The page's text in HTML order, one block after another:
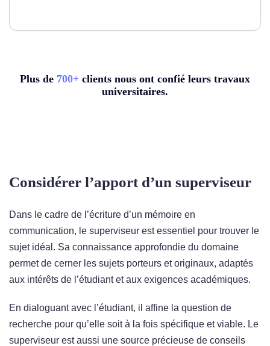
Plus de 700+ clients nous ont confié leurs travaux
universitaires.
Considérer l’apport d’un superviseur
Dans le cadre de l’écriture d’un mémoire en
communication, le superviseur est essentiel pour trouver le
sujet idéal. Sa connaissance approfondie du domaine
permet de cerner les sujets porteurs et originaux, adaptés
aux intérêts de l’étudiant et aux exigences académiques.
En dialoguant avec l’étudiant, il affine la question de
recherche pour qu’elle soit à la fois spécifique et viable. Le
superviseur est aussi une source précieuse de conseils